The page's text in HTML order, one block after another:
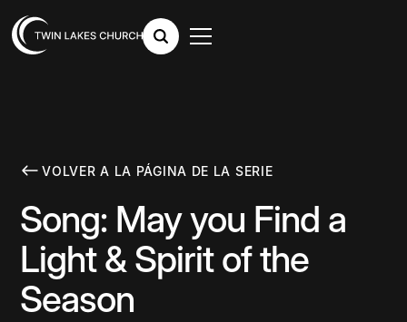
VOLVER A LA PÁGINA DE LA SERIE
Song: May you Find a
Light & Spirit of the
Season